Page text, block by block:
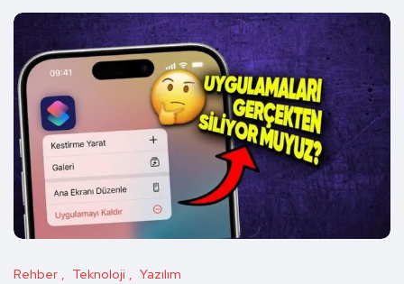
Rehber Teknoloji Yazılım